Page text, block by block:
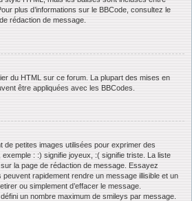
plus d’informations sur le BBCode, consultez le
rédaction de message.
du HTML sur ce forum. La plupart des mises en
être appliquées avec les BBCodes.
de petites images utilisées pour exprimer des
: :) signifie joyeux, :( signifie triste. La liste
la page de rédaction de message. Essayez
rapidement rendre un message illisible et un
ou simplement d’effacer le message.
un nombre maximum de smileys par message.